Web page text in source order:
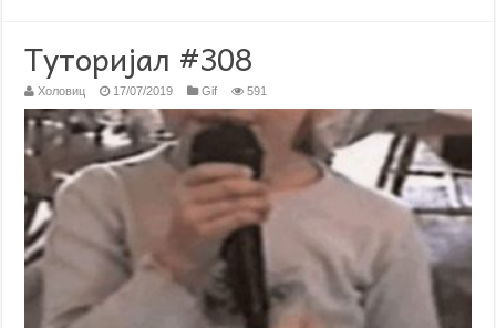
Туторијал #308
Холовиц 17/07/2019 Gif 591